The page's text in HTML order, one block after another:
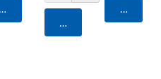
Agregar
Agregar